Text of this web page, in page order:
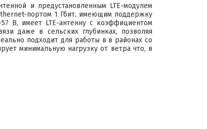
и предустановленным LTE-модулем
портом 1 Гбит, имеющим поддержку
В, имеет LTE-антенну с коэффициентом
даже в сельских глубинках, позволяя
подходит для работы в в районах со
минимальную нагрузку от ветра что, в